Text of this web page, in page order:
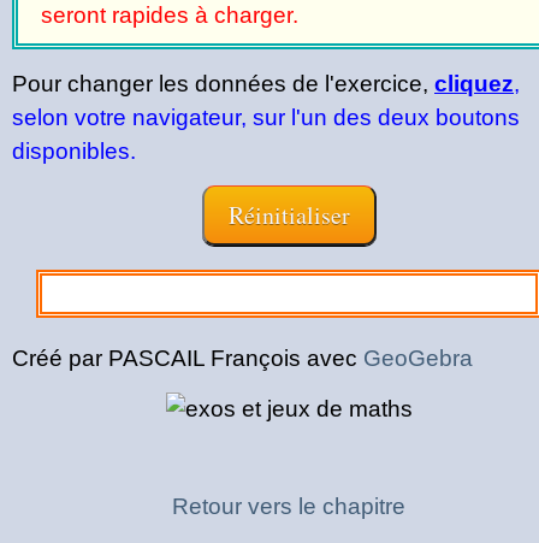
seront rapides à charger.
Pour changer les données de l'exercice, cliquez,
selon votre navigateur, sur l'un des deux boutons
disponibles.
Créé par PASCAIL François avec GeoGebra
Retour vers le chapitre